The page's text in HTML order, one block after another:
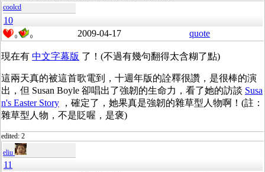
coolcd
10
0 0 2009-04-17 quote
現在有 中文字幕版 了！(不過有幾句翻得太含糊了點)
這兩天真的被這首歌電到，十週年版的詮釋很讚，是很棒的演
出，但 Susan Boyle 卻唱出了強韌的生命力，看了她的訪談 Susa
n's Easter Story ，確定了，她果真是強韌的雜草型人物啊！(註：
雜草型人物，不是貶喔，是褒)
edited: 2
eliu
11